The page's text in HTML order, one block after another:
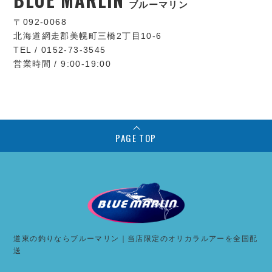
ブルーマリン
〒092-0068
北海道網走郡美幌町三橋2丁目10-6
TEL / 0152-73-3545
営業時間 / 9:00-19:00
PAGE TOP
道東の釣りならブルーマリン｜当店限定のオリカラルアーを全国配
送